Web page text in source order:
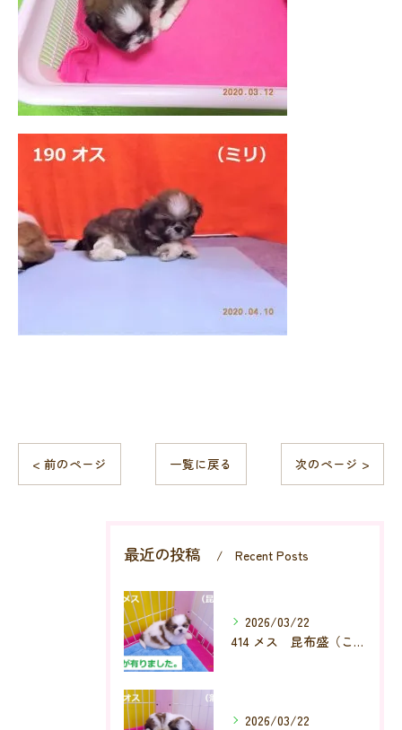
< 前のページ 一覧に戻る 次のページ >
最近の投稿 Recent Posts
2026/03/22
414 メス 昆布盛（こんぶもり）
2026/03/22